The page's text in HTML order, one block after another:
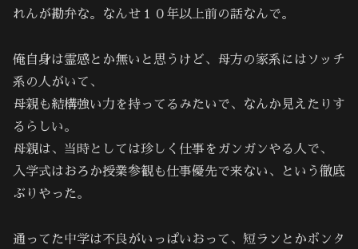
れんが勘弁な。なんせ１０年以上前の話なんで。
俺自身は霊感とか無いと思うけど、母方の家系にはソッチ
系の人がいて、
母親も結構強い力を持ってるみたいで、なんか見えたりす
るらしい。
母親は、当時としては珍しく仕事をガンガンやる人で、
入学式はおろか授業参観も仕事優先で来ない、という徹底
ぶりやった。
通ってた中学は不良がいっぱいおって、短ランとかボンタ